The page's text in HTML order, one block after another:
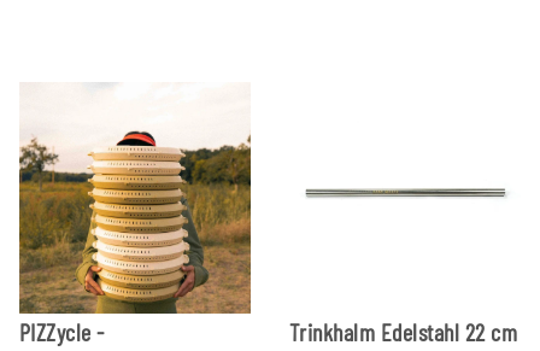
PIZZycle -
Trinkhalm Edelstahl 22 cm